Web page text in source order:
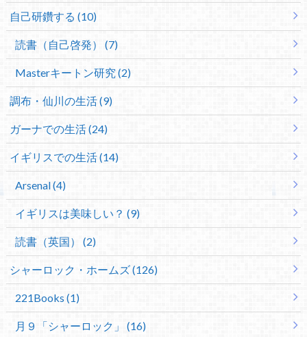
自己研鑽する (10)
読書（自己啓発） (7)
Masterキートン研究 (2)
調布・仙川の生活 (9)
ガーナでの生活 (24)
イギリスでの生活 (14)
Arsenal (4)
イギリスは美味しい？ (9)
読書（英国） (2)
シャーロック・ホームズ (126)
221Books (1)
月９「シャーロック」 (16)